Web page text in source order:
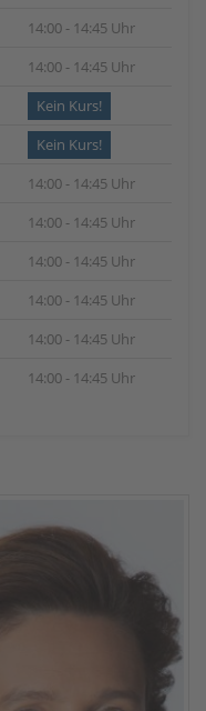
14:00 - 14:45 Uhr
14:00 - 14:45 Uhr
Kein Kurs!
Kein Kurs!
14:00 - 14:45 Uhr
14:00 - 14:45 Uhr
14:00 - 14:45 Uhr
14:00 - 14:45 Uhr
14:00 - 14:45 Uhr
14:00 - 14:45 Uhr